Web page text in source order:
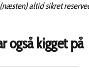
altid sikret
også kigget på